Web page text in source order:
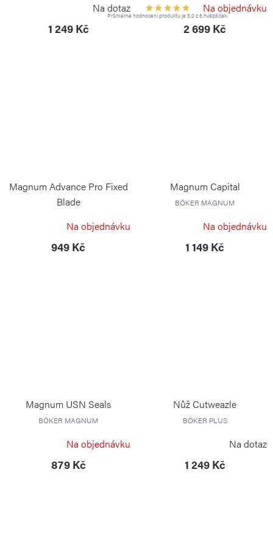
Na dotaz
1 249 Kč
Průměrné hodnocení produktu je 5,0 z 5 hvězdiček.
Na objednávku
2 699 Kč
Magnum Advance Pro Fixed
Blade
Na objednávku
949 Kč
Magnum Capital
BÖKER MAGNUM
Na objednávku
1 149 Kč
Magnum USN Seals
BÖKER MAGNUM
Na objednávku
879 Kč
Nůž Cutweazle
BÖKER PLUS
Na dotaz
1 249 Kč